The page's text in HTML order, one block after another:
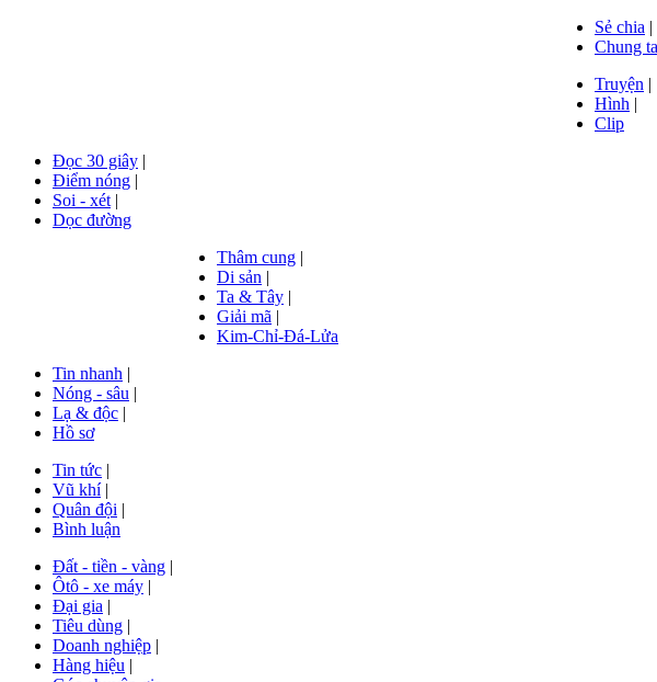
Sẻ chia |
Chung
Truyện |
Hình |
Clip
Đọc 30 giây |
Điểm nóng |
Soi - xét |
Dọc đường
Thâm cung |
Di sản |
Ta & Tây |
Giải mã |
Kim-Chỉ-Đá-Lửa
Tin nhanh |
Nóng - sâu |
Lạ & độc |
Hồ sơ
Tin tức |
Vũ khí|
Quân đội |
Bình luận
Đất - tiền - vàng |
Ôtô - xe máy |
Đại gia |
Tiêu dùng |
Doanh nghiệp |
Hàng hiệu |